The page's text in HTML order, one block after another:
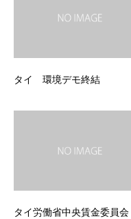
タイ 環境デモ終結
タイ労働省中央賃金委員会